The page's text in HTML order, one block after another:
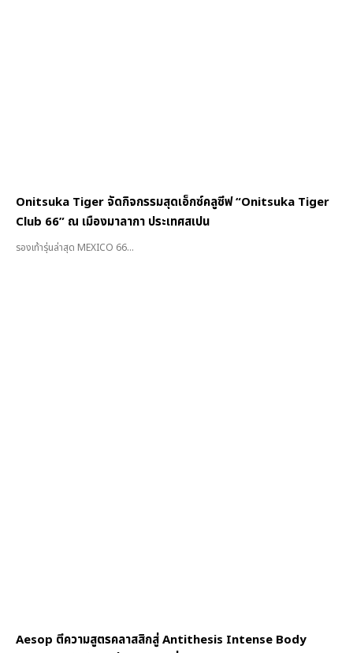
Onitsuka Tiger จัดกิจกรรมสุดเอ็กซ์คลูซีฟ “Onitsuka Tiger
Club 66” ณ เมืองมาลากา ประเทศสเปน
รองเท้ารุ่นล่าสุด MEXICO 66...
Aesop ตีความสูตรคลาสสิกสู่ Antithesis Intense Body